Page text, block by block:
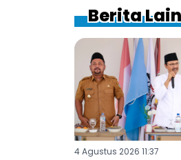
Berita
4 Agustus 2026 11:37